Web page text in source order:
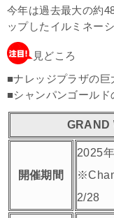
今年は過去最大の約
ップしたイルミネー
見どころ
■ナレッジプラザの巨
■シャンパンゴールド
GRAND
開催期間
2025
2/28